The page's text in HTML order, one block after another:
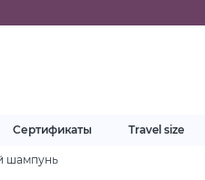
Сертификаты Travel size
шампунь